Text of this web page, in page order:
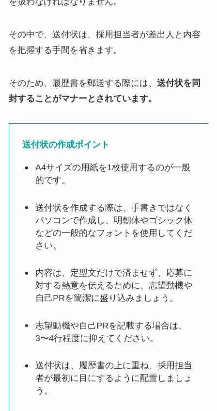
その中で、送付状は、採用担当者が差出人と内容
を把握する手間を省きます。
そのため、履歴書を郵送する際には、 送付状を同
封することがマナーとされています。
送付状の作成ポイント
A4サイズの用紙を1枚使用するのが一般
的です。
送付状を作成する際は、手書きではなく
パソコンで作成し、明朝体やゴシック体
などの一般的なフォントを使用してくだ
さい。
内容は、定型文だけで済ませず、応募に
対する熱意を伝えるために、志望動機や
自己PRを簡潔に盛り込みましょう。
志望動機や自己PRを記載する場合は、
3〜4行程度に抑えてください。
送付状は、履歴書の上に重ね、採用担当
者が最初に目にするように配置しましょ
う。